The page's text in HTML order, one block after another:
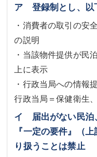
ア 登録制とし、以
・消費者の取引の安
の説明
・当該物件提供が民
上に表示
・行政当局への情報
行政当局＝保健衛生
イ 届出がない民泊
『一定の要件』（
り扱うことは禁止